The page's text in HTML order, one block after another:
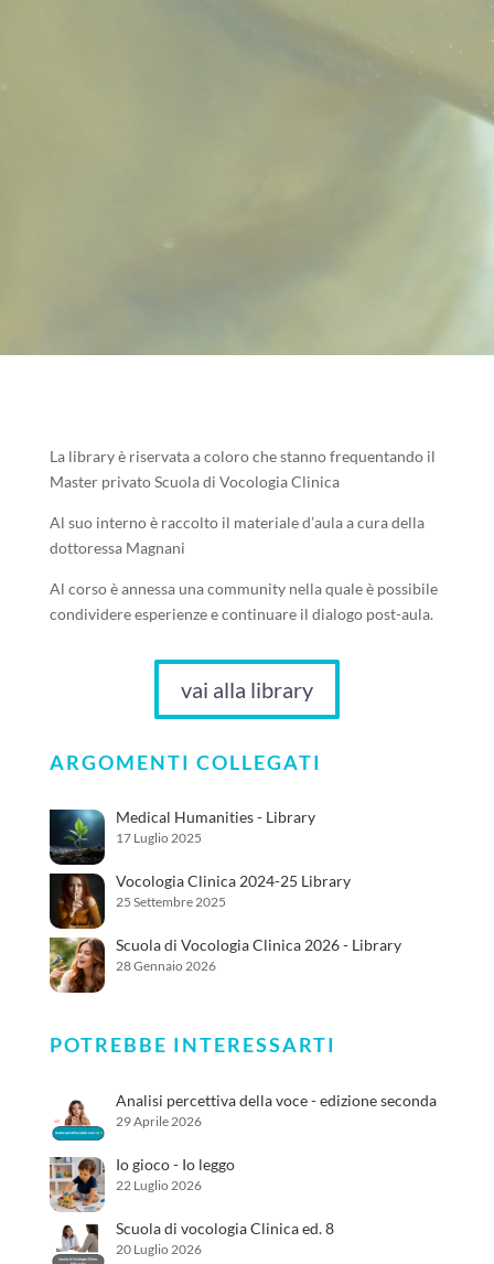
La library è riservata a coloro che stanno frequentando il
Master privato Scuola di Vocologia Clinica
Al suo interno è raccolto il materiale d’aula a cura della
dottoressa Magnani
Al corso è annessa una community nella quale è possibile
condividere esperienze e continuare il dialogo post-aula.
vai alla library
ARGOMENTI COLLEGATI
Medical Humanities - Library
17 Luglio 2025
Vocologia Clinica 2024-25 Library
25 Settembre 2025
Scuola di Vocologia Clinica 2026 - Library
28 Gennaio 2026
POTREBBE INTERESSARTI
Analisi percettiva della voce - edizione seconda
29 Aprile 2026
Io gioco - Io leggo
22 Luglio 2026
Scuola di vocologia Clinica ed. 8
20 Luglio 2026